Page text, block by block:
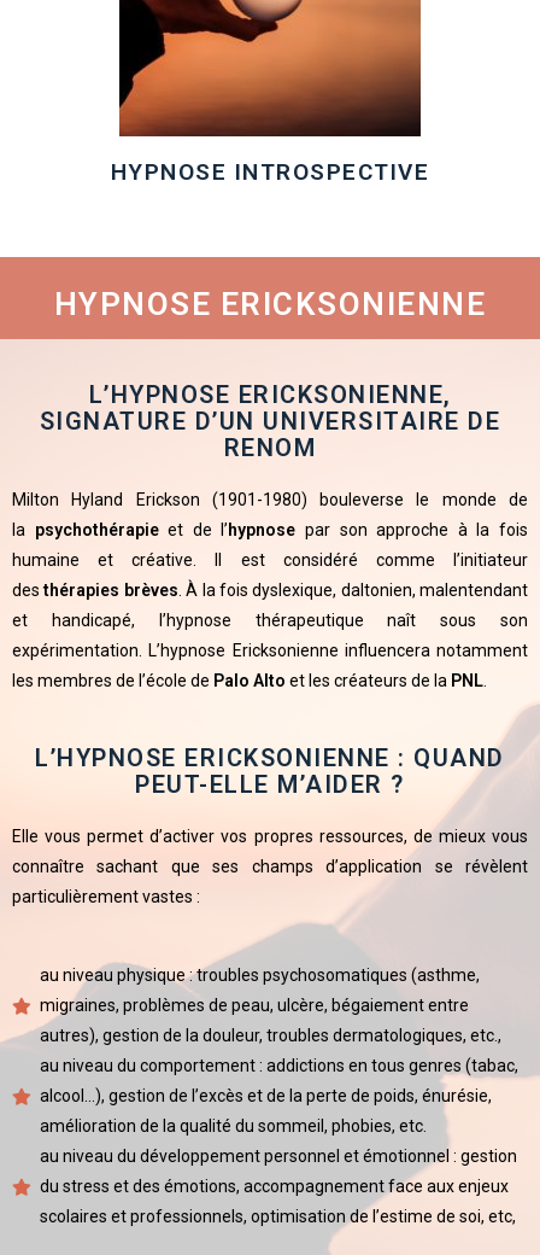
HYPNOSE INTROSPECTIVE
HYPNOSE ERICKSONIENNE
L’HYPNOSE ERICKSONIENNE,
SIGNATURE D’UN UNIVERSITAIRE DE
RENOM
Milton Hyland Erickson (1901-1980) bouleverse le monde de
la psychothérapieet de l’hypnose par son approche à la fois
humaine et créative. Il est considéré comme l’initiateur
desthérapies brèves . À la fois dyslexique, daltonien, malentendant
et handicapé, l’hypnose thérapeutique naît sous son
expérimentation. L’hypnose Ericksonienne influencera notamment
les membres de l’école de Palo Alto et les créateurs de la PNL
L’HYPNOSE ERICKSONIENNE : QUAND
PEUT-ELLE M’AIDER ?
Elle vous permet d’activer vos propres ressources, de mieux vous
connaître sachant que ses champs d’application se révèlent
particulièrement vastes :
au niveau physique : troubles psychosomatiques (asthme,
migraines, problèmes de peau, ulcère, bégaiement entre
autres), gestion de la douleur, troubles dermatologiques, etc.,
au niveau du comportement : addictions en tous genres (tabac,
alcool…), gestion de l’excès et de la perte de poids, énurésie,
amélioration de la qualité du sommeil, phobies, etc.
au niveau du développement personnel et émotionnel : gestion
du stress et des émotions, accompagnement face aux enjeux
scolaires et professionnels, optimisation de l’estime de soi, etc,